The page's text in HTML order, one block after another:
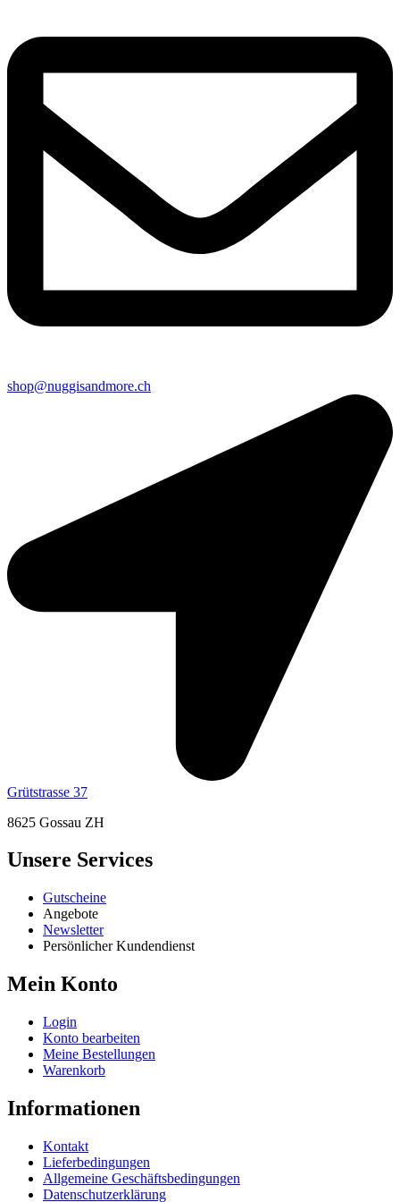
shop@nuggisandmore.ch
Grütstrasse 37
8625 Gossau ZH
Unsere Services
Gutscheine
Angebote
Newsletter
Persönlicher Kundendienst
Mein Konto
Login
Konto bearbeiten
Meine Bestellungen
Warenkorb
Informationen
Kontakt
Lieferbedingungen
Allgemeine Geschäftsbedingungen
Datenschutzerklärung